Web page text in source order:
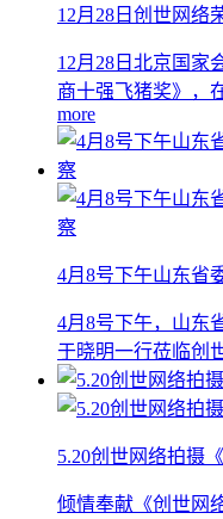
12月28日创世网络
12月28日北京国家
商十强飞猪奖》，
more
4月8号下午山东省
4月8号下午，山东
于晓明一行莅临创
5.20创世网络拍摄
倾情奉献《创世网